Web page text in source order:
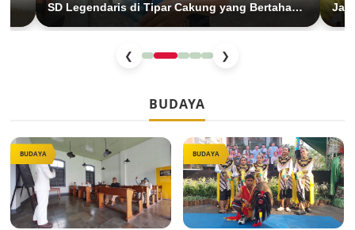
SD Legendaris di Tipar Cakung yang Bertahan
❮ ❯
BUDAYA
BUDAYA BUDAYA